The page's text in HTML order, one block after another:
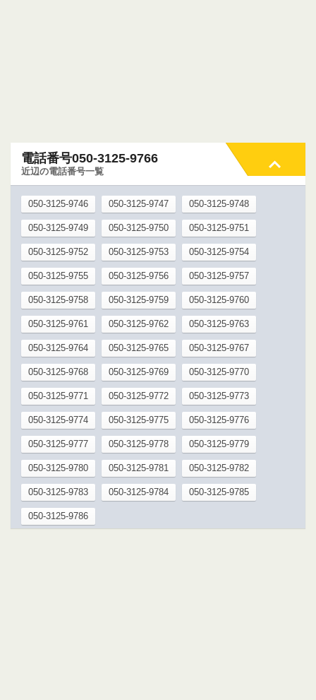
電話番号050-3125-9766
近辺の電話番号一覧
050-3125-9746 050-3125-9747 050-3125-9748
050-3125-9749 050-3125-9750 050-3125-9751
050-3125-9752 050-3125-9753 050-3125-9754
050-3125-9755 050-3125-9756 050-3125-9757
050-3125-9758 050-3125-9759 050-3125-9760
050-3125-9761 050-3125-9762 050-3125-9763
050-3125-9764 050-3125-9765 050-3125-9767
050-3125-9768 050-3125-9769 050-3125-9770
050-3125-9771 050-3125-9772 050-3125-9773
050-3125-9774 050-3125-9775 050-3125-9776
050-3125-9777 050-3125-9778 050-3125-9779
050-3125-9780 050-3125-9781 050-3125-9782
050-3125-9783 050-3125-9784 050-3125-9785
050-3125-9786